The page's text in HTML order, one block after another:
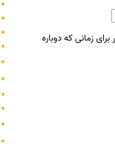
زمانی که دوباره